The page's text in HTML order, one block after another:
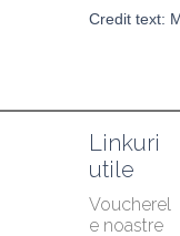
Credit text:
Linkuri
utile
Voucherel
e noastre